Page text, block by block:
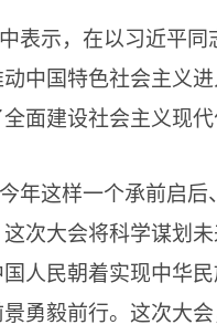
表示，在以习近平
中国特色社会主义
面建设社会主义现代
年这样一个承前启
次大会将科学谋划
人民朝着实现中华
勇毅前行。这次大